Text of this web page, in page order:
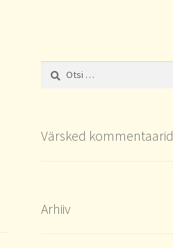
Otsi:
Värsked kommentaarid
Arhiiv